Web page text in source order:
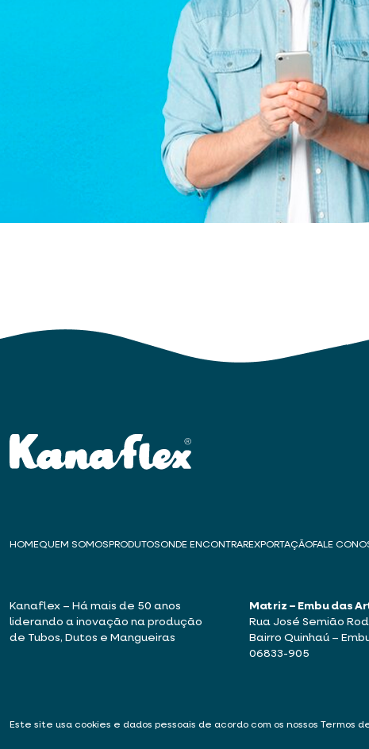
HOMEQUEM SOMOS PRODUTOSONDE ENCONTRAREXPORTAÇÃOFALE
Kanaflex – Há mais de 50 anos
liderando a inovação na produção
de Tubos, Dutos e Mangueiras
Matriz – Embu das
Rua José Semião
Bairro Quinhaú –
06833-905
Este site usa cookies e dados pessoais de acordo com os nossos Termos